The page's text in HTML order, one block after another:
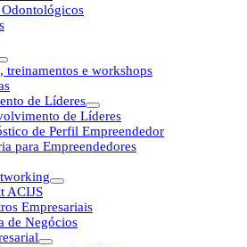
Odontológicos
treinamentos e workshops
de Líderes
de Líderes
de Perfil Empreendedor
para Empreendedores
ACIJS
Empresariais
de Negócios